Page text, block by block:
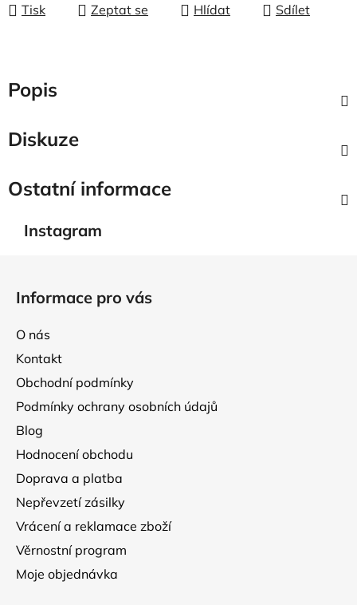
Tisk Zeptat se Hlídat Sdílet
Popis
Diskuze
Ostatní informace
Instagram
Informace pro vás
O nás
Kontakt
Obchodní podmínky
Podmínky ochrany osobních údajů
Blog
Hodnocení obchodu
Doprava a platba
Nepřevzetí zásilky
Vrácení a reklamace zboží
Věrnostní program
Moje objednávka